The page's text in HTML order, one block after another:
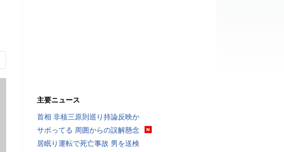
主要ニュース
首相 非核三原則巡り持論反映か
サボってる 周囲からの誤解懸念
居眠り運転で死亡事故 男を送検